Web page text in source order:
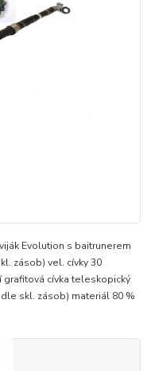
Evolution s baitrunerem
zásob) vel. cívky 30
grafitová cívka teleskopický
skl. zásob) materiál 80 %